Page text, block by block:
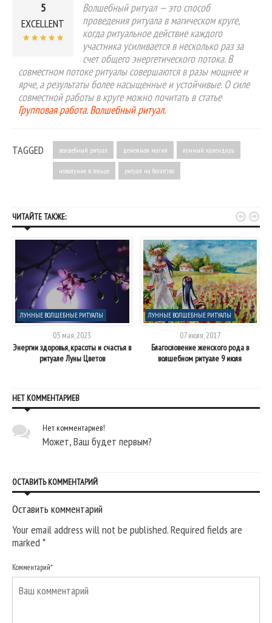
5
EXCELLENT
Волшебный ритуал — это способ
проведения ритуала в магическом круге,
когда ритуальное действие каждого
участника усиливается в несколько раз за
счет общего энергетического потока. В
совместном потоке ритуалы совершаются в разы мощнее и
ярче, а результаты более насыщенные и устойчивые. О силе
совместной работы в круге можно почитать в статье
Групповая работа. Волшебный ритуал.
TAGGED волшебный ритуал денежная магия лунный календарь
новолуние в тельце ритуал на богатство
ЧИТАЙТЕ ТАКЖЕ:
ЛУННЫЕ ВОЛШЕБНЫЕ РИТУАЛЫ
05 мая, 2023
Энергии здоровья, красоты и счастья в
ритуале Луны Цветов
ЛУННЫЕ ВОЛШЕБНЫЕ РИТУАЛЫ
07 июля, 2017
Благословение женского рода в
волшебном ритуале 9 июля
 
НЕТ КОММЕНТАРИЕВ
Нет комментариев!
Может, Ваш будет первым?
ОСТАВИТЬ КОММЕНТАРИЙ
Оставить комментарий
Your email address will not be published. Required fields are
marked*
Комментарий*